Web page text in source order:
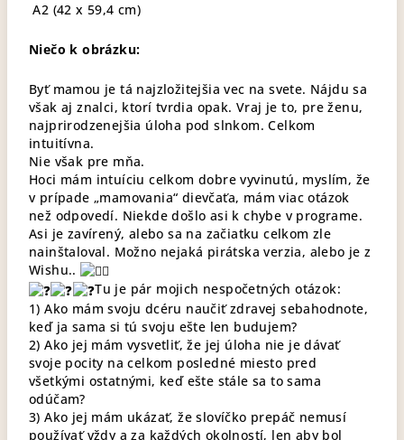
A2 (42 x 59,4 cm)
Niečo k obrázku:
Byť mamou je tá najzložitejšia vec na svete. Nájdu sa
však aj znalci, ktorí tvrdia opak. Vraj je to, pre ženu,
najprirodzenejšia úloha pod slnkom. Celkom
intuitívna.
Nie však pre mňa.
Hoci mám intuíciu celkom dobre vyvinutú, myslím, že
v prípade „mamovania“ dievčaťa, mám viac otázok
než odpovedí. Niekde došlo asi k chybe v programe.
Asi je zavírený, alebo sa na začiatku celkom zle
nainštaloval. Možno nejaká pirátska verzia, alebo je z
Wishu..
Tu je pár mojich nespočetných otázok:
1) Ako mám svoju dcéru naučiť zdravej sebahodnote,
keď ja sama si tú svoju ešte len budujem?
2) Ako jej mám vysvetliť, že jej úloha nie je dávať
svoje pocity na celkom posledné miesto pred
všetkými ostatnými, keď ešte stále sa to sama
odúčam?
3) Ako jej mám ukázať, že slovíčko prepáč nemusí
používať vždy a za každých okolností, len aby bol